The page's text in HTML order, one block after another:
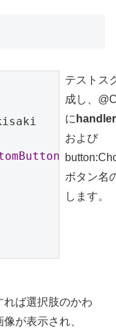
テストス
成し、
に
および
ボタン名
します。
れば選択肢のかわ
像が表示され、